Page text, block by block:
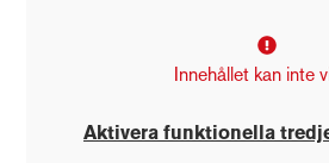
Innehållet kan inte
Aktivera funktionella